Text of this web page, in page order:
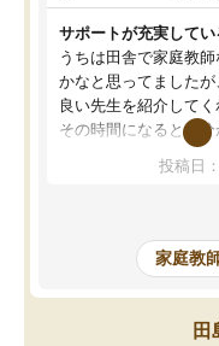
サポートが充実してい
うちは田舎で家庭教
かなと思ってました
良い先生を紹介して
その時間になると自分
を開いてzoomを繋げ
た！5科目なんでも
めて1年ほどだった今
科目が増えてきまし
であるので無料の週
がら頑張って欲しい
投稿日
家庭教
田